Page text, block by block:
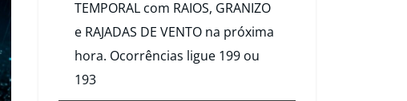
TEMPORAL com RAIOS, GRANIZO
e RAJADAS DE VENTO na próxima
hora. Ocorrências ligue 199 ou
193